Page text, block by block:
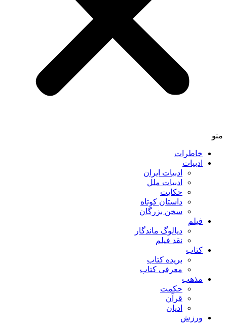
منو
خاطرات
ادبیات
ادبیات ایران
ادبیات ملل
حکایت
داستان کوتاه
سخن بزرگان
فیلم
دیالوگ ماندگار
نقد فیلم
کتاب
بریده کتاب
معرفی کتاب
مذهب
حکمت
قرآن
ادیان
ورزش